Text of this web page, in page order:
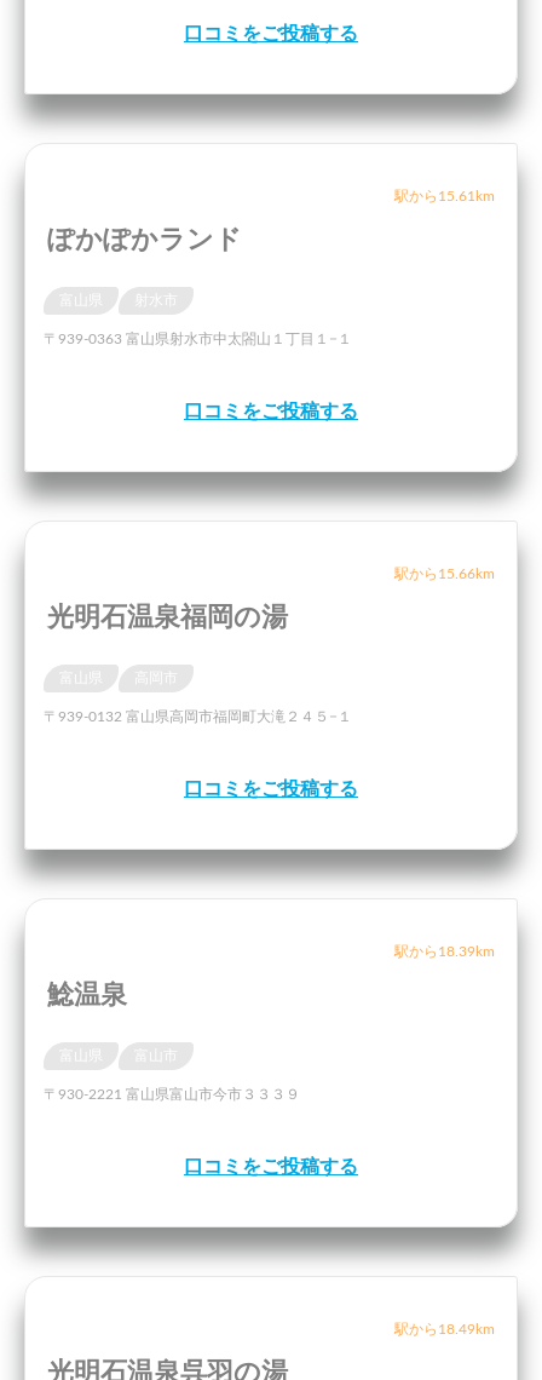
口コミをご投稿する
駅から15.61km
ぽかぽかランド
〒939-0363 富山県射水市中太閤山１丁目１−１
口コミをご投稿する
駅から15.66km
光明石温泉福岡の湯
〒939-0132 富山県高岡市福岡町大滝２４５−１
口コミをご投稿する
駅から18.39km
鯰温泉
〒930-2221 富山県富山市今市３３３９
口コミをご投稿する
駅から18.49km
光明石温泉呉羽の湯